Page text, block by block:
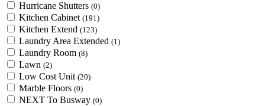
Hurricane Shutters (0)
Kitchen Cabinet (191)
Kitchen Extend (123)
Laundry Area Extended (1)
Laundry Room (8)
Lawn (2)
Low Cost Unit (20)
Marble Floors (0)
NEXT To Busway (0)